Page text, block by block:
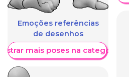
Emoções referências
de desenhos
mais poses na categoria